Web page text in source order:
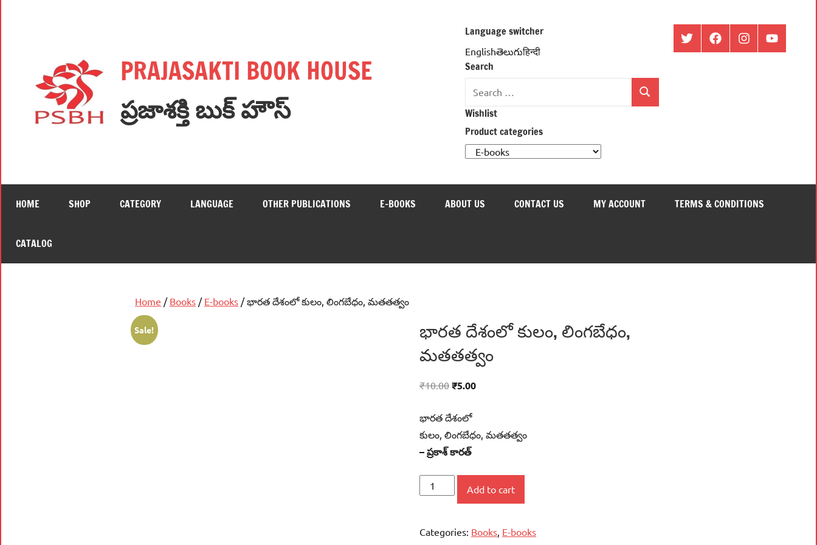
PRAJASAKTI BOOK HOUSE
ప్రజాశక్తి బుక్ హౌస్
Language switcher
Englishతెలుగుहिन्दी
Search
Search
for:
Search
Wishlist
Product categories
ట్విట్టర్
ఫేస్
ఇంస్టాగ్రామ్యూట్యూబ్
HOME SHOP CATEGORY LANGUAGE OTHER PUBLICATIONS E-BOOKS ABOUT US CONTACT US MY ACCOUNT TERMS & CONDITIONS
CATALOG
Home / Books / E-books / భారత దేశంలో కులం, లింగబేధం, మతతత్వం
Sale!
భారత దేశంలో కులం, లింగబేధం,
మతతత్వం
₹10.00 ₹5.00
భారత దేశంలో
కులం, లింగబేధం, మతతత్వం
– ప్రకాశ్‌ కారత్‌
భారత
లింగబేధం,
Add to cart
Categories: Books E-books